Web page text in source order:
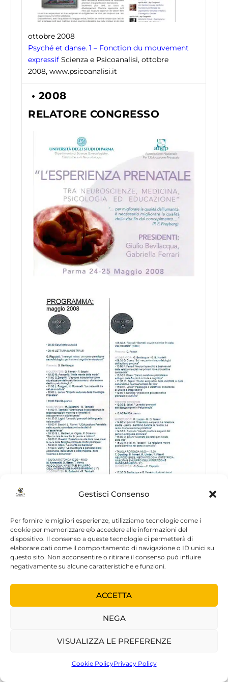
Gestisci Consenso
Per fornire le migliori esperienze, utilizziamo tecnologie come i
cookie per memorizzare e/o accedere alle informazioni del
dispositivo. Il consenso a queste tecnologie ci permetterà di
elaborare dati come il comportamento di navigazione o ID unici su
questo sito. Non acconsentire o ritirare il consenso può influire
negativamente su alcune caratteristiche e funzioni.
ACCETTA
NEGA
VISUALIZZA LE PREFERENZE
Cookie PolicyPrivacy Policy
ottobre 2008
Psyché et danse. 1 – Fonction du mouvement
expressif Scienza e Psicoanalisi, ottobre
2008, www.psicoanalisi.it
• 2008
RELATORE CONGRESSO
Relatore al Congresso “L’ESPERIENZA
PRENATALE: traneuroscienze, medicina,
psicologia ed educazione” Svoltosi a Parma nei
giorni 24 e 25 maggio 2008 con la Relazione:
L’epopea intrauterina come attivatore dello
psicobiologico